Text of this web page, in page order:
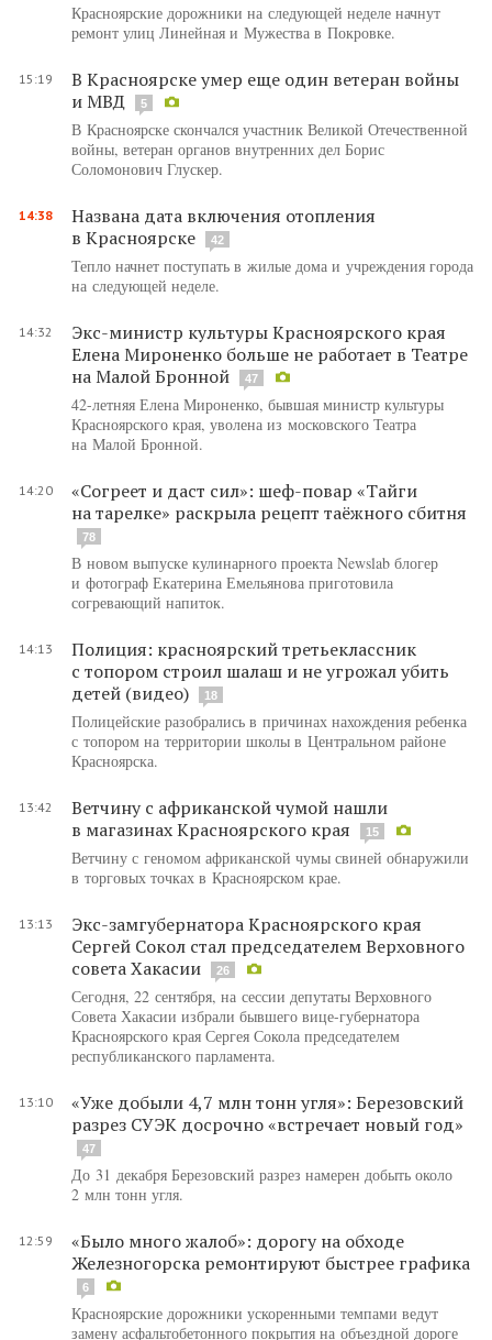
Красноярские дорожники на следующей неделе начнут
ремонт улиц Линейная и Мужества в Покровке.
15:19
В Красноярске умер еще один ветеран войны
и МВД
5
В Красноярске скончался участник Великой Отечественной
войны, ветеран органов внутренних дел Борис
Соломонович Глускер.
14:38
Названа дата включения отопления
в Красноярске
42
Тепло начнет поступать в жилые дома и учреждения города
на следующей неделе.
14:32
Экс-министр культуры Красноярского края
Елена Мироненко больше не работает в Театре
на Малой Бронной
47
42-летняя Елена Мироненко, бывшая министр культуры
Красноярского края, уволена из московского Театра
на Малой Бронной.
14:20
«Согреет и даст сил»: шеф-повар «Тайги
на тарелке» раскрыла рецепт таёжного сбитня
78
В новом выпуске кулинарного проекта Newslab блогер
и фотограф Екатерина Емельянова приготовила
согревающий напиток.
14:13
Полиция: красноярский третьеклассник
с топором строил шалаш и не угрожал убить
детей (видео)
18
Полицейские разобрались в причинах нахождения ребенка
с топором на территории школы в Центральном районе
Красноярска.
13:42
Ветчину с африканской чумой нашли
в магазинах Красноярского края
15
Ветчину с геномом африканской чумы свиней обнаружили
в торговых точках в Красноярском крае.
13:13
Экс-замгубернатора Красноярского края
Сергей Сокол стал председателем Верховного
совета Хакасии
26
Сегодня, 22 сентября, на сессии депутаты Верховного
Совета Хакасии избрали бывшего вице-губернатора
Красноярского края Сергея Сокола председателем
республиканского парламента.
13:10
«Уже добыли 4,7 млн тонн угля»: Березовский
разрез СУЭК досрочно «встречает новый год»
47
До 31 декабря Березовский разрез намерен добыть около
2 млн тонн угля.
12:59
«Было много жалоб»: дорогу на обходе
Железногорска ремонтируют быстрее графика
6
Красноярские дорожники ускоренными темпами ведут
замену асфальтобетонного покрытия на объездной дороге